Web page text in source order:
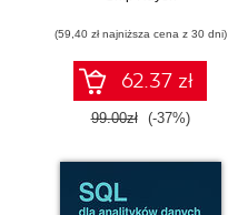
gotowych do pracy
(59,40 zł najniższa cena z 30 dni)
62.37 zł
99.00zł (-37%)